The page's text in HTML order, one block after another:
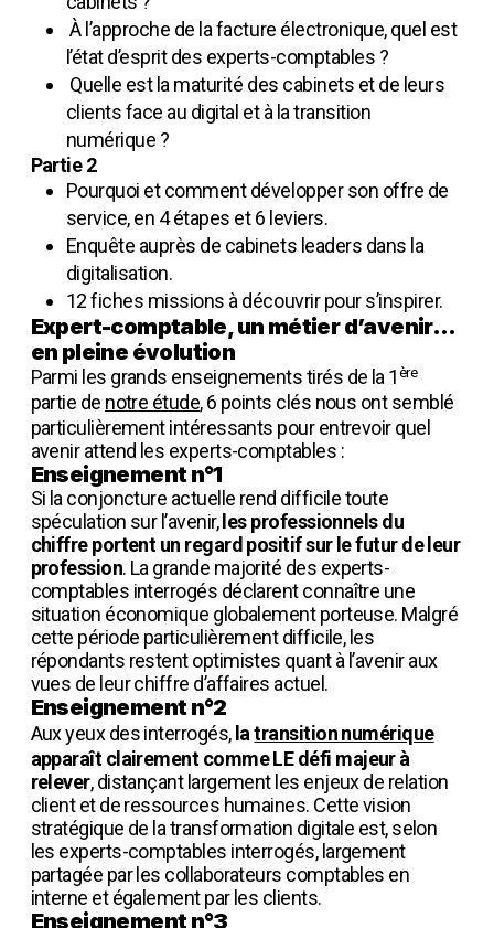
À l’approche de la facture électronique, quel est
l’état d’esprit des experts-comptables ?
Quelle est la maturité des cabinets et de leurs
clients face au digital et à la transition
numérique ?
Partie 2
Pourquoi et comment développer son offre de
service, en 4 étapes et 6 leviers.
Enquête auprès de cabinets leaders dans la
digitalisation.
12 fiches missions à découvrir pour s’inspirer.
Expert-comptable, un métier d’avenir…
en pleine évolution
Parmi les grands enseignements tirés de la 1ère
partie de notre étude, 6 points clés nous ont semblé
particulièrement intéressants pour entrevoir quel
avenir attend les experts-comptables :
Enseignement n°1
Si la conjoncture actuelle rend difficile toute
spéculation sur l’avenir, les professionnels du
chiffre portent un regard positif sur le futur de leur
profession. La grande majorité des experts-
comptables interrogés déclarent connaître une
situation économique globalement porteuse. Malgré
cette période particulièrement difficile, les
répondants restent optimistes quant à l’avenir aux
vues de leur chiffre d’affaires actuel.
Enseignement n°2
Aux yeux des interrogés, latransition numérique
apparaît clairement comme LE défi majeur à
relever, distançant largement les enjeux de relation
client et de ressources humaines. Cette vision
stratégique de la transformation digitale est, selon
les experts-comptables interrogés, largement
partagée par les collaborateurs comptables en
interne et également par les clients.
Enseignement n°3